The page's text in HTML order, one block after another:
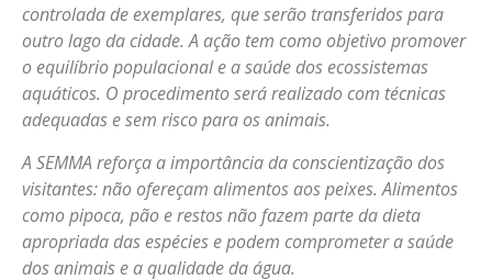
controlada de exemplares, que serão transferidos para
outro lago da cidade. A ação tem como objetivo promover
o equilíbrio populacional e a saúde dos ecossistemas
aquáticos. O procedimento será realizado com técnicas
adequadas e sem risco para os animais.
A SEMMA reforça a importância da conscientização dos
visitantes: não ofereçam alimentos aos peixes. Alimentos
como pipoca, pão e restos não fazem parte da dieta
apropriada das espécies e podem comprometer a saúde
dos animais e a qualidade da água.